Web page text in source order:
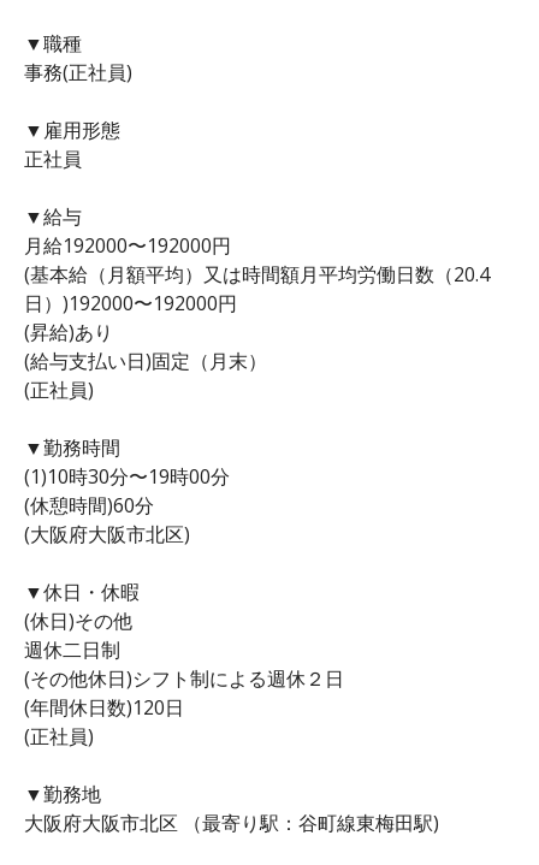
▼職種
事務(正社員)
▼雇用形態
正社員
▼給与
月給192000〜192000円
(基本給（月額平均）又は時間額月平均労働日数（20.4
日）)192000〜192000円
(昇給)あり
(給与支払い日)固定（月末）
(正社員)
▼勤務時間
(1)10時30分〜19時00分
(休憩時間)60分
(大阪府大阪市北区)
▼休日・休暇
(休日)その他
週休二日制
(その他休日)シフト制による週休２日
(年間休日数)120日
(正社員)
▼勤務地
大阪府大阪市北区 （最寄り駅：谷町線東梅田駅)